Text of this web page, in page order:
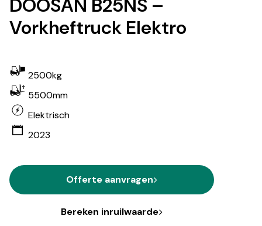
DOOSAN B25NS –
Vorkheftruck Elektro
2500kg
5500mm
Elektrisch
2023
Offerte aanvragen
Bereken inruilwaarde